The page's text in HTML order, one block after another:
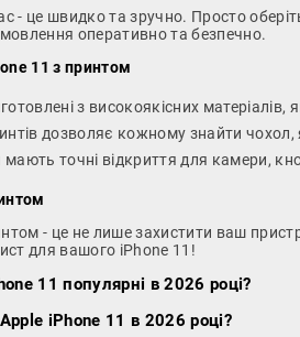
- це швидко та зручно. Просто
оперативно та безпечно.
11 з принтом
з високоякісних
дозволяє кожному знайти
точні відкриття для камери,
- це не лише захистити ваш
для вашого iPhone 11!
11 популярні в 2026 році?
iPhone 11 в 2026 році?